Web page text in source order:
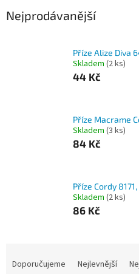
Nejprodávanější
Příze Alize Diva
Skladem (2 ks)
44 Kč
Příze Macrame
Skladem (3 ks)
84 Kč
Příze Cordy
Skladem (2 ks)
86 Kč
Doporučujeme Nejlevnější